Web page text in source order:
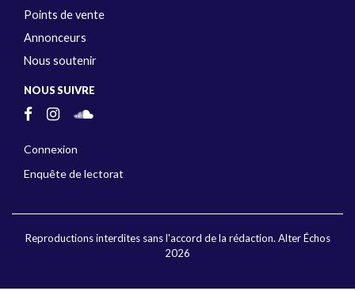
Points de vente
Annonceurs
Nous soutenir
NOUS SUIVRE
Connexion
Enquête de lectorat
Reproductions interdites sans l'accord de la rédaction. Alter Échos
2026